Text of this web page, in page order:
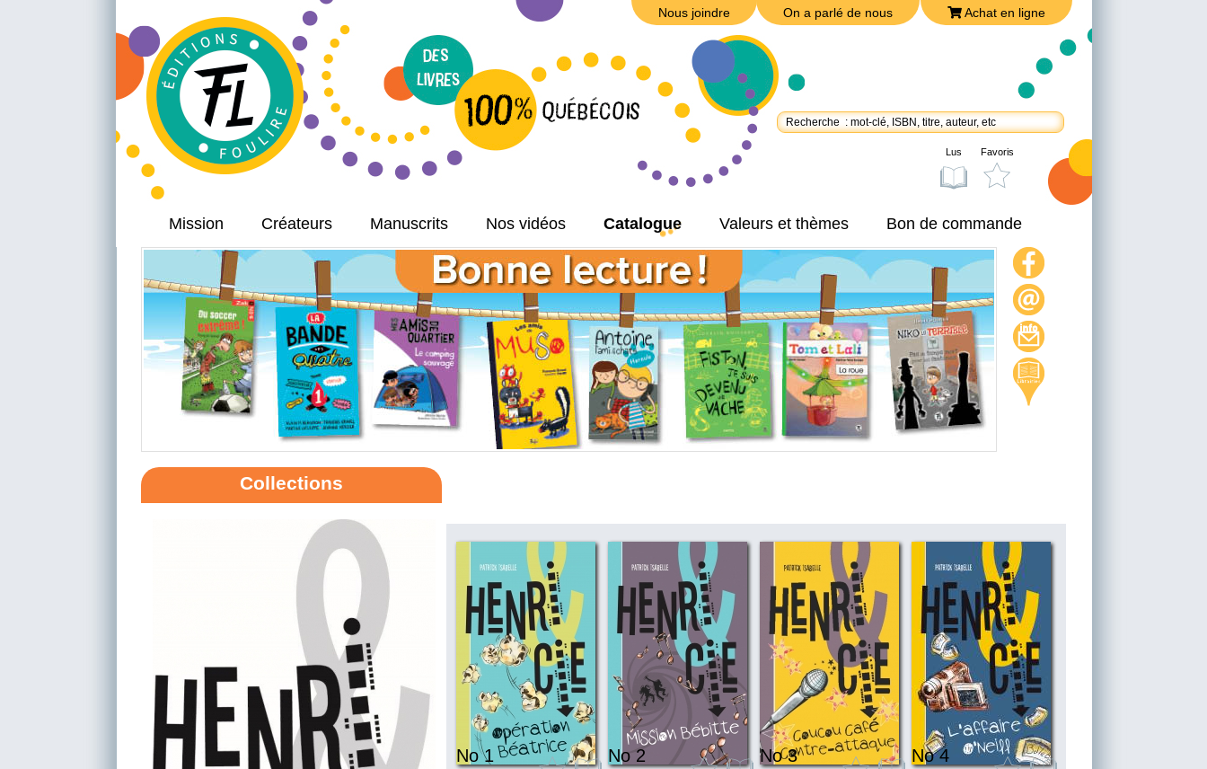
Nous joindre On a parlé de nous Achat en ligne
Mission Créateurs Manuscrits Nos vidéos Catalogue Valeurs et thèmes Bon de commande
On a parlé de nous
Achat en ligne
Nous joindre
Politique de confidentialité
Lus Favoris
Collections
No 1 No 2 No 3 No 4